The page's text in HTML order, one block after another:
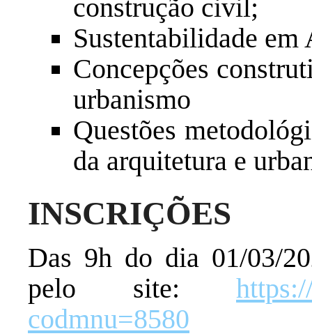
construção civil;
Sustentabilidade
Concepções
urbanismo
Questões
da arquitetura e
INSCRIÇÕES
Das 9h do dia 01/03/
pelo site:
codmnu=8580